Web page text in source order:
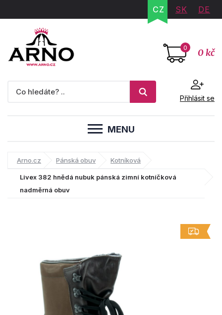
CZ SK DE
0 0 kč
Přihlásit se
MENU
Arno.cz Pánská obuv Kotníková
Livex 382 hnědá nubuk pánská zimní kotníčková
nadměrná obuv